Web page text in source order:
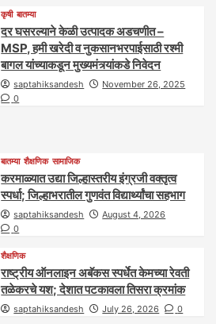
कृषी बातम्या
दर घसरल्याने केळी उत्पादक अडचणीत –
MSP, हमी खरेदी व नुकसानभरपाईसाठी रश्मी
बागल यांच्याकडून मुख्यमंत्र्यांकडे निवेदन
saptahiksandesh
November 26, 2025
0
बातम्या शैक्षणिक सामाजिक
करमाळ्यात उद्या जिल्हास्तरीय इंग्रजी वक्तृत्व
स्पर्धा; जिल्हाभरातील गुणवंत विद्यार्थ्यांचा सहभाग
saptahiksandesh
August 4, 2026
0
शैक्षणिक
राष्ट्रीय ऑनलाइन अबॅकस स्पर्धेत केमच्या रेवती
तळेकरचे यश; देशात पटकावला तिसरा क्रमांक
saptahiksandesh July 26, 2026 0